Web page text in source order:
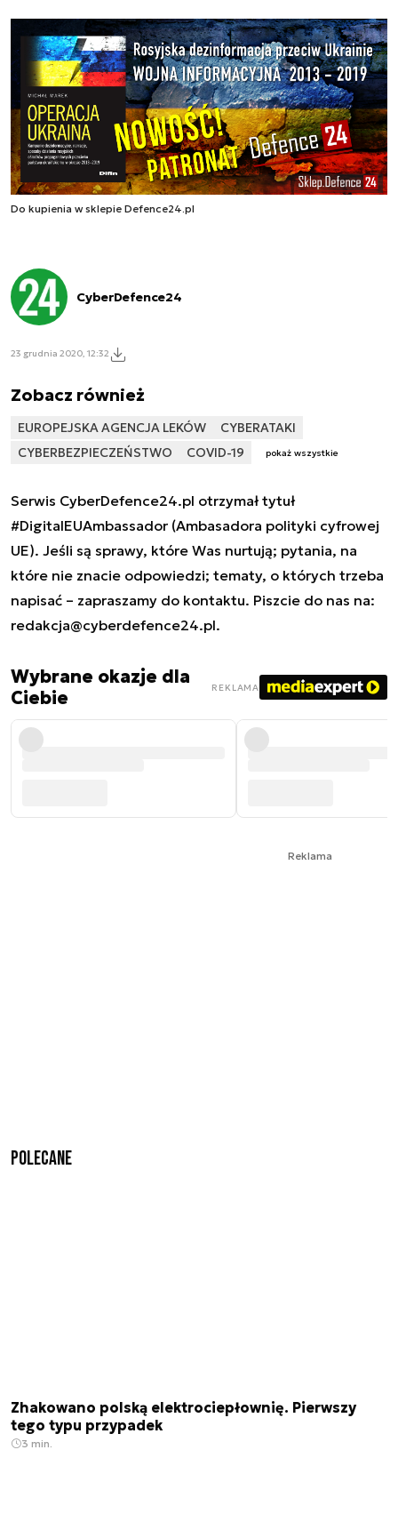
Do kupienia w sklepie Defence24.pl
CyberDefence24
23 grudnia 2020, 12:32
Zobacz również
EUROPEJSKA AGENCJA LEKÓW
CYBERATAKI
CYBERBEZPIECZEŃSTWO
COVID-19 pokaż wszystkie
Serwis CyberDefence24.pl otrzymał tytuł
#DigitalEUAmbassador (Ambasadora polityki cyfrowej
UE). Jeśli są sprawy, które Was nurtują; pytania, na
które nie znacie odpowiedzi; tematy, o których trzeba
napisać – zapraszamy do kontaktu. Piszcie do nas na:
redakcja@cyberdefence24.pl.
Wybrane okazje dla
Ciebie
REKLAMA
Reklama
Polecane
Zhakowano polską elektrociepłownię. Pierwszy
tego typu przypadek
3 min.